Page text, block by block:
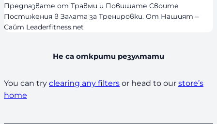
Предпазвате от Травми и Повишате Своите
Постижения в Залата за Тренировки. От Нашият –
Сайт Leaderfitness.net
Не са открити резултати
You can try clearing any filters or head to our store’s
home